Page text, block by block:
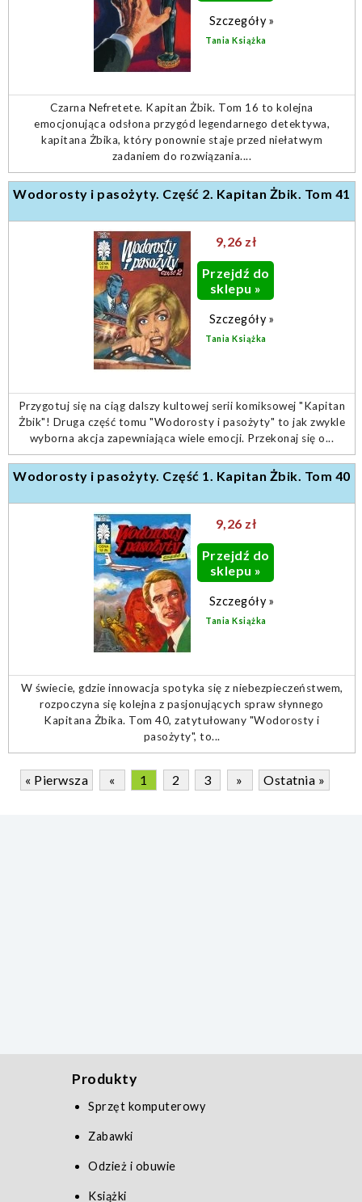
Szczegóły »
Tania Książka
Czarna Nefretete. Kapitan Żbik. Tom 16 to kolejna
emocjonująca odsłona przygód legendarnego detektywa,
kapitana Żbika, który ponownie staje przed niełatwym
zadaniem do rozwiązania....
Wodorosty i pasożyty. Część 2. Kapitan Żbik. Tom 41
9,26 zł
Przejdź do
sklepu »
Szczegóły »
Tania Książka
Przygotuj się na ciąg dalszy kultowej serii komiksowej "Kapitan
Żbik"! Druga część tomu "Wodorosty i pasożyty" to jak zwykle
wyborna akcja zapewniająca wiele emocji. Przekonaj się o...
Wodorosty i pasożyty. Część 1. Kapitan Żbik. Tom 40
9,26 zł
Przejdź do
sklepu »
Szczegóły »
Tania Książka
W świecie, gdzie innowacja spotyka się z niebezpieczeństwem,
rozpoczyna się kolejna z pasjonujących spraw słynnego
Kapitana Żbika. Tom 40, zatytułowany "Wodorosty i
pasożyty", to...
« Pierwsza « 1 2 3 » Ostatnia »
Produkty
Sprzęt komputerowy
Zabawki
Odzież i obuwie
Książki